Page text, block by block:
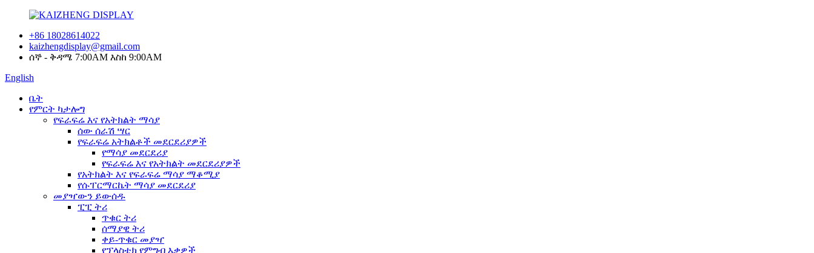
+86 18028614022
kaizhengdisplay@gmail.com
ሰኞ - ቅዳሜ 7:00AM እስከ 9:00AM
English
ቤት
የምርት ካታሎግ
የፍራፍሬ እና የአትክልት ማሳያ
ሰው ሰራሽ ሣር
የፍራፍሬ አትክልቶች መደርደሪያዎች
የማሳያ መደርደሪያ
የፍራፍሬ እና የአትክልት መደርደሪያዎች
የአትክልት እና የፍራፍሬ ማሳያ ማቆሚያ
የሱፐርማርኬት ማሳያ መደርደሪያ
መያዣውን ይውሰዱ
ፒፒ ትሪ
ጥቁር ትሪ
ሰማያዊ ትሪ
ቀይ-ጥቁር መያዣ
የፕላስቲክ የምግብ እቃዎች